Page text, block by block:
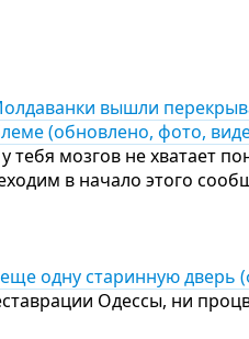
вышли
(обновлено, фото,
тебя мозгов не хватает
в начало этого
одну старинную дверь
Одессы, ни